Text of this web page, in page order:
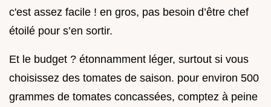
c'est assez facile ! en gros, pas besoin d’être chef
étoilé pour s’en sortir.
Et le budget ? étonnamment léger, surtout si vous
choisissez des tomates de saison. pour environ 500
grammes de tomates concassées, comptez à peine